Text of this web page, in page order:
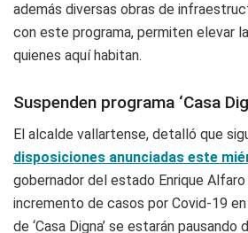
además diversas obras de
con este programa, permiten elevar
quienes aquí habitan.
Suspenden programa ‘Casa
El alcalde vallartense, detalló que
disposiciones anunciadas este
gobernador del estado Enrique Alfaro
incremento de casos por Covid-19
de ‘Casa Digna’ se estarán